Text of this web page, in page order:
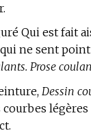
Qui est fait
ne sent
Prose
Dessin
courbes